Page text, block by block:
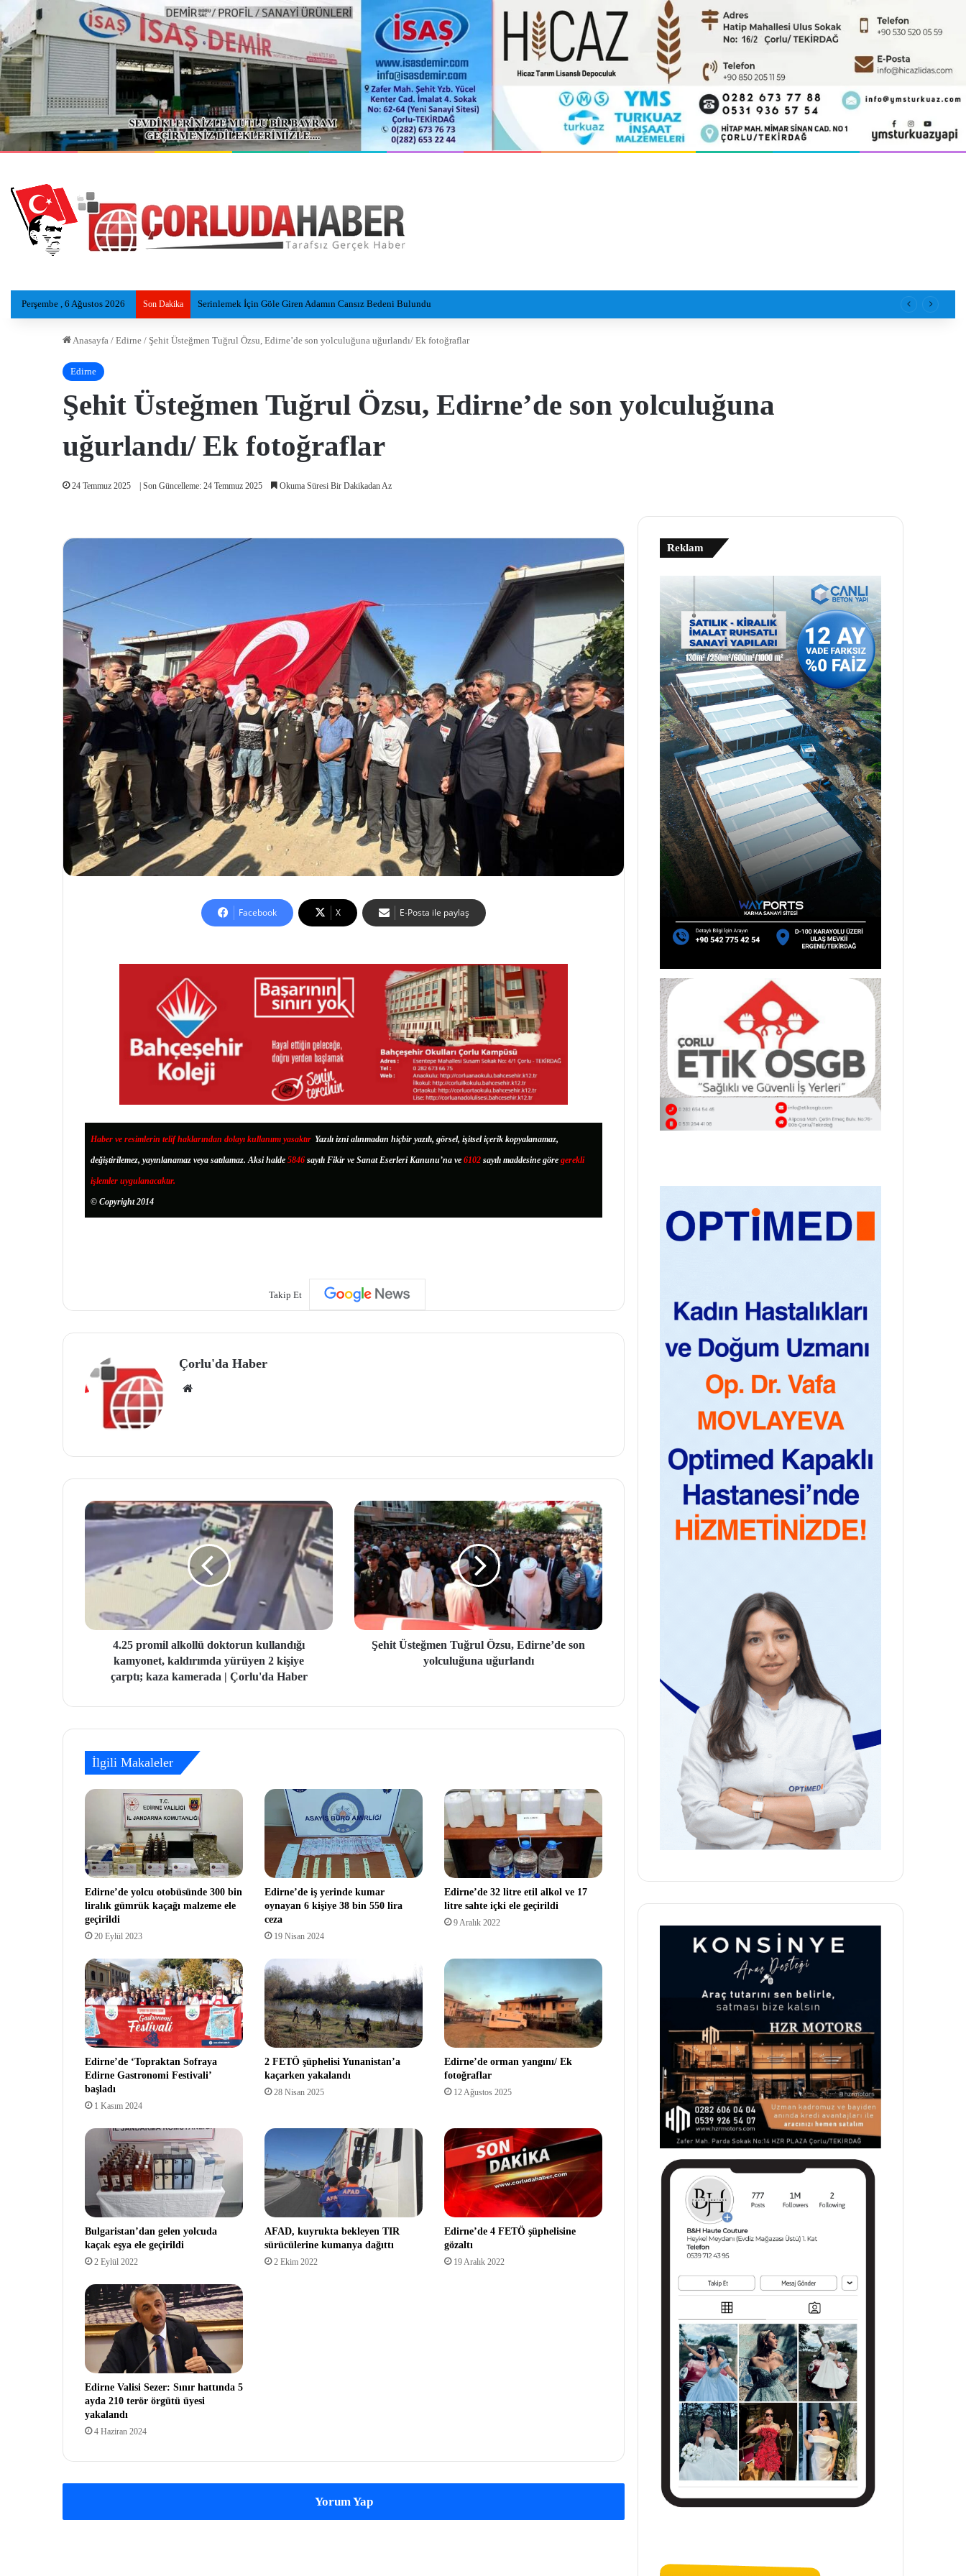
Perşembe , 6 Ağustos 2026 Son Dakika Serinlemek İçin Göle Giren Adamın Cansız Bedeni Bulundu
Anasayfa / Edirne / Şehit Üsteğmen Tuğrul Özsu, Edirne’de son yolculuğuna uğurlandı/ Ek fotoğraflar
Edirne
Şehit Üsteğmen Tuğrul Özsu, Edirne’de son yolculuğuna
uğurlandı/ Ek fotoğraflar
24 Temmuz 2025 | Son Güncelleme: 24 Temmuz 2025 Okuma Süresi Bir Dakikadan Az
Facebook X E-Posta ile paylaş
Haber ve resimlerin telif haklarından dolayı kullanımı yasaktır. Yazılı izni alınmadan hiçbir yazılı, görsel, işitsel içerik kopyalanamaz,
değiştirilemez, yayınlanamaz veya satılamaz. Aksi halde 5846 sayılı Fikir ve Sanat Eserleri Kanunu’na ve 6102 sayılı maddesine göre gerekli
işlemler uygulanacaktır.
© Copyright 2014
Takip Et
Çorlu'da Haber
4.25 promil alkollü doktorun kullandığı
kamyonet, kaldırımda yürüyen 2 kişiye
çarptı; kaza kamerada | Çorlu'da Haber
Şehit Üsteğmen Tuğrul Özsu, Edirne’de son
yolculuğuna uğurlandı
İlgili Makaleler
Edirne’de yolcu otobüsünde 300 bin
liralık gümrük kaçağı malzeme ele
geçirildi
20 Eylül 2023
Edirne’de iş yerinde kumar
oynayan 6 kişiye 38 bin 550 lira
ceza
19 Nisan 2024
Edirne’de 32 litre etil alkol ve 17
litre sahte içki ele geçirildi
9 Aralık 2022
Edirne’de ‘Topraktan Sofraya
Edirne Gastronomi Festivali’
başladı
1 Kasım 2024
2 FETÖ şüphelisi Yunanistan’a
kaçarken yakalandı
28 Nisan 2025
Edirne’de orman yangını/ Ek
fotoğraflar
12 Ağustos 2025
Bulgaristan’dan gelen yolcuda
kaçak eşya ele geçirildi
2 Eylül 2022
AFAD, kuyrukta bekleyen TIR
sürücülerine kumanya dağıttı
2 Ekim 2022
Edirne’de 4 FETÖ şüphelisine
gözaltı
19 Aralık 2022
Edirne Valisi Sezer: Sınır hattında 5
ayda 210 terör örgütü üyesi
yakalandı
4 Haziran 2024
Yorum Yap
Reklam